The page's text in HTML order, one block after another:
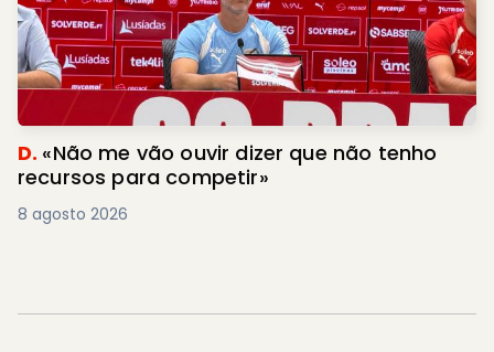
D. «Não me vão ouvir dizer que não tenho
recursos para competir»
8 agosto 2026